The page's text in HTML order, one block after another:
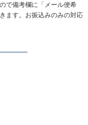
で備考欄に「メール便希
ます。お振込みのみの対応